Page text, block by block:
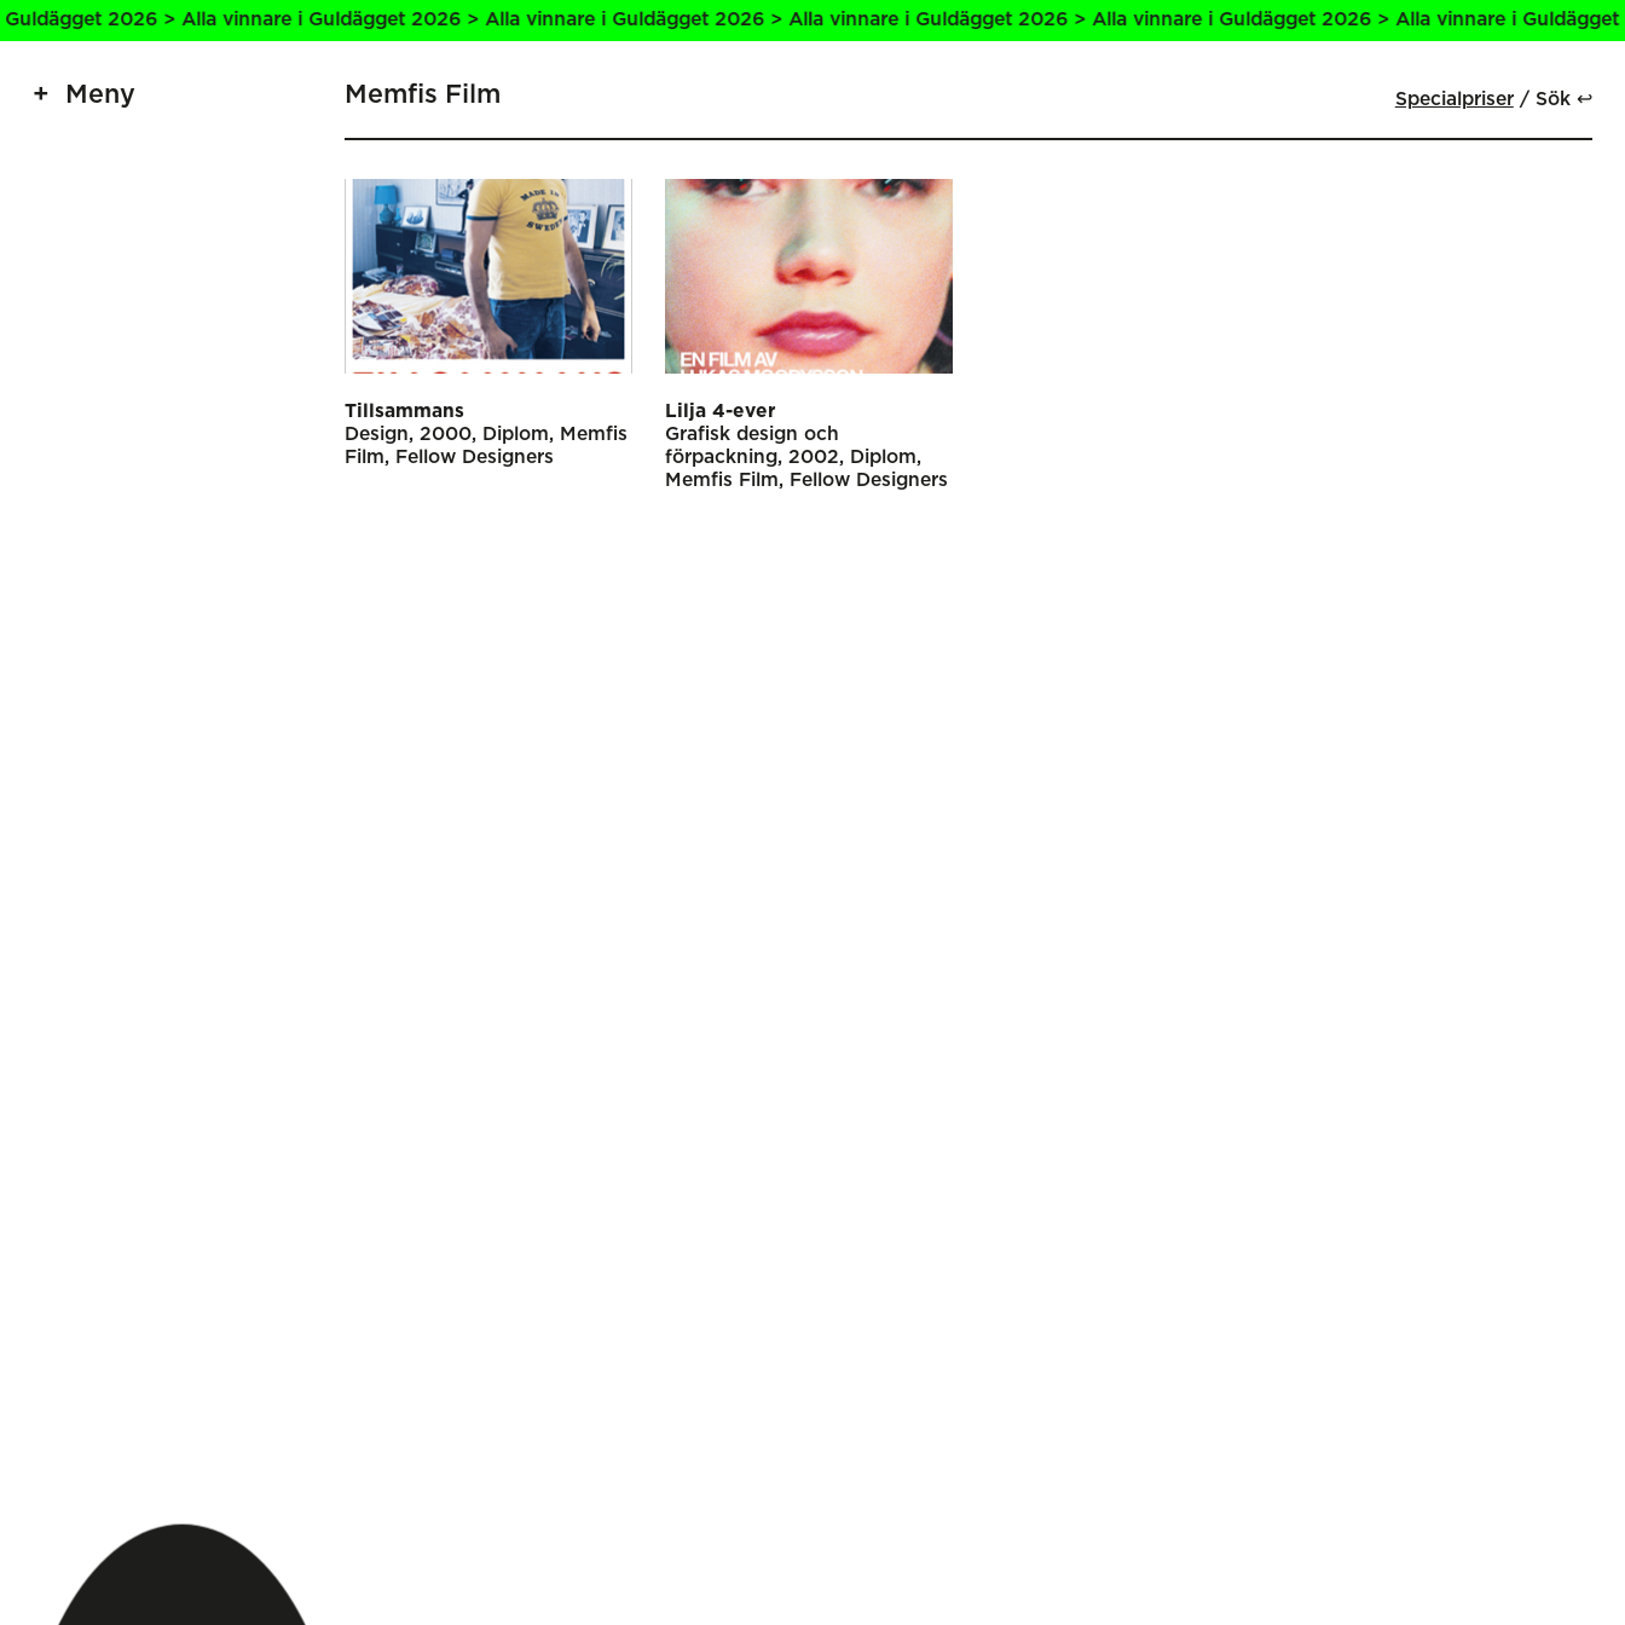
2026 > Alla vinnare i Guldägget 2026 > Alla vinnare i Guldägget 2026 > Alla vinnare i Guldägget 2026 > Alla vinnare i Guldägget 2026 > Alla vinnare i Guldägget
Meny Memfis Film Specialpriser Sök ↩
Tillsammans
Design
2000 Diplom
Memfis
Film
Fellow Designers
Lilja 4-ever
Grafisk design och
förpackning
2002
Diplom
Memfis Film
Fellow Designers